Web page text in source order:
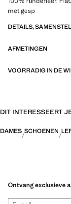
met gesp
DETAILS,
AFMETINGEN
VOORRADIG IN DE
DIT INTERESSEERT
DAMES SCHOENEN
Ontvang exclusieve